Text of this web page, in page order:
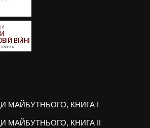
МАЙБУТНЬОГО, КНИГА I
МАЙБУТНЬОГО, КНИГА II